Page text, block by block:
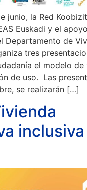
junio, la Red
Euskadi y el
Departamento de
tres
el modelo de
de uso. Las
se realizarán […]
inclusiva